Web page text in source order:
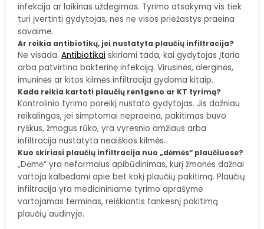
infekcija ar laikinas uždegimas. Tyrimo atsakymą vis tiek
turi įvertinti gydytojas, nes ne visos priežastys praeina
savaime.
Ar reikia antibiotikų, jei nustatyta plaučių infiltracija?
Ne visada. Antibiotikai skiriami tada, kai gydytojas įtaria
arba patvirtina bakterinę infekciją. Virusinės, alerginės,
imuninės ar kitos kilmės infiltracija gydoma kitaip.
Kada reikia kartoti plaučių rentgeno ar KT tyrimą?
Kontrolinio tyrimo poreikį nustato gydytojas. Jis dažniau
reikalingas, jei simptomai nepraeina, pakitimas buvo
ryškus, žmogus rūko, yra vyresnio amžiaus arba
infiltracija nustatyta neaiškios kilmės.
Kuo skiriasi plaučių infiltracija nuo „dėmės“ plaučiuose?
„Dėmė“ yra neformalus apibūdinimas, kurį žmonės dažnai
vartoja kalbėdami apie bet kokį plaučių pakitimą. Plaučių
infiltracija yra medicininiame tyrimo aprašyme
vartojamas terminas, reiškiantis tankesnį pakitimą
plaučių audinyje.